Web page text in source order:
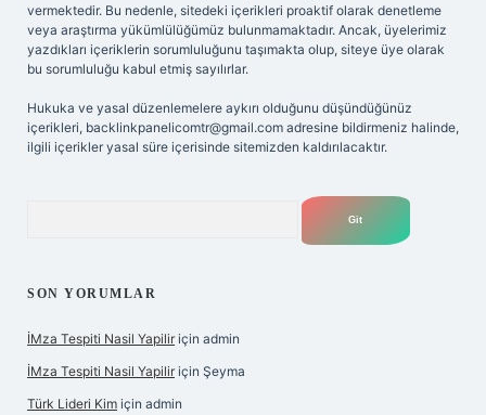
vermektedir. Bu nedenle, sitedeki içerikleri proaktif olarak denetleme
veya araştırma yükümlülüğümüz bulunmamaktadır. Ancak, üyelerimiz
yazdıkları içeriklerin sorumluluğunu taşımakta olup, siteye üye olarak
bu sorumluluğu kabul etmiş sayılırlar.
Hukuka ve yasal düzenlemelere aykırı olduğunu düşündüğünüz
içerikleri, backlinkpanelicomtr@gmail.com adresine bildirmeniz halinde,
ilgili içerikler yasal süre içerisinde sitemizden kaldırılacaktır.
SON YORUMLAR
İMza Tespiti Nasil Yapilir için admin
İMza Tespiti Nasil Yapilir için Şeyma
Türk Lideri Kim için admin